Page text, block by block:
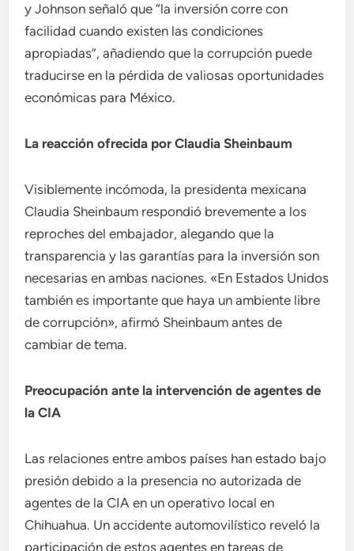
y Johnson señaló que “la inversión corre con
facilidad cuando existen las condiciones
apropiadas”, añadiendo que la corrupción puede
traducirse en la pérdida de valiosas oportunidades
económicas para México.
La reacción ofrecida por Claudia Sheinbaum
Visiblemente incómoda, la presidenta mexicana
Claudia Sheinbaum respondió brevemente a los
reproches del embajador, alegando que la
transparencia y las garantías para la inversión son
necesarias en ambas naciones. «En Estados Unidos
también es importante que haya un ambiente libre
de corrupción», afirmó Sheinbaum antes de
cambiar de tema.
Preocupación ante la intervención de agentes de
la CIA
Las relaciones entre ambos países han estado bajo
presión debido a la presencia no autorizada de
agentes de la CIA en un operativo local en
Chihuahua. Un accidente automovilístico reveló la
participación de estos agentes en tareas de